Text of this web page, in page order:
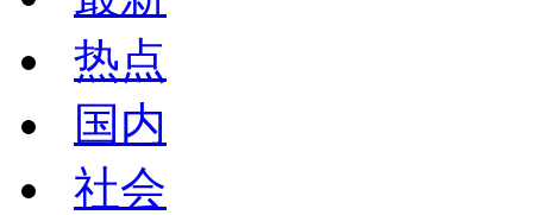
热点
国内
社会